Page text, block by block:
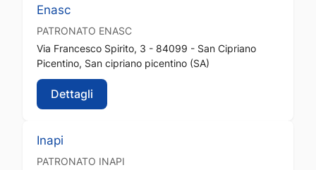
Enasc
PATRONATO ENASC
Via Francesco Spirito, 3 - 84099 - San Cipriano
Picentino, San cipriano picentino (SA)
Dettagli
Inapi
PATRONATO INAPI